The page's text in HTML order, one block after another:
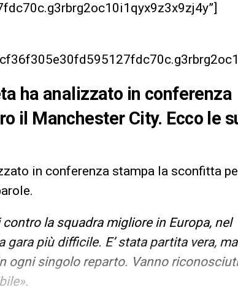
ha analizzato in conferenza
il Manchester City. Ecco le
in conferenza stampa la sconfitta
la squadra migliore in Europa, nel
più difficile. E’ stata partita vera,
ogni singolo reparto. Vanno